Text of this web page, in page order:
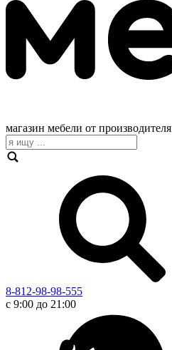
магазин мебели от производителя
8-812-98-98-555
с 9:00 до 21:00